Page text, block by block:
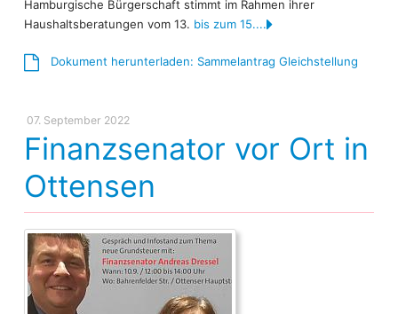
Hamburgische Bürgerschaft stimmt im Rahmen ihrer
Haushaltsberatungen vom 13. bis zum 15....
Dokument herunterladen: Sammelantrag Gleichstellung
07. September 2022
Finanzsenator vor Ort in
Ottensen